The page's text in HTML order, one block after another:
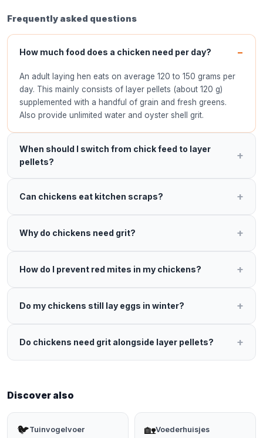
Frequently asked questions
How much food does a chicken need per day?
An adult laying hen eats on average 120 to 150 grams per
day. This mainly consists of layer pellets (about 120 g)
supplemented with a handful of grain and fresh greens.
Also provide unlimited water and oyster shell grit.
When should I switch from chick feed to layer
pellets?
Can chickens eat kitchen scraps?
Why do chickens need grit?
How do I prevent red mites in my chickens?
Do my chickens still lay eggs in winter?
Do chickens need grit alongside layer pellets?
Discover also
🐦Tuinvogelvoer 🏡Voederhuisjes